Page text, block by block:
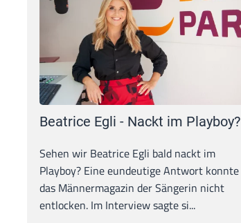
Beatrice Egli - Nackt im Playboy?
Sehen wir Beatrice Egli bald nackt im
Playboy? Eine eundeutige Antwort konnte
das Männermagazin der Sängerin nicht
entlocken. Im Interview sagte si...